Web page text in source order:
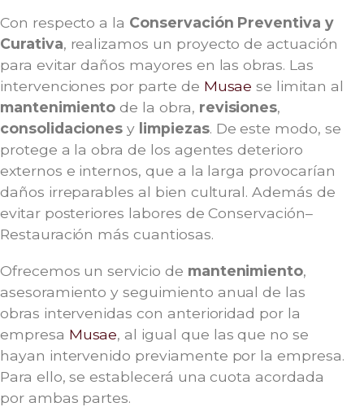
Con respecto a la Conservación Preventiva y
Curativa, realizamos un proyecto de actuación
para evitar daños mayores en las obras. Las
intervenciones por parte de Musae se limitan al
mantenimiento de la obra, revisiones,
consolidaciones y limpiezas. De este modo, se
protege a la obra de los agentes deterioro
externos e internos, que a la larga provocarían
daños irreparables al bien cultural. Además de
evitar posteriores labores de Conservación–
Restauración más cuantiosas.
Ofrecemos un servicio de mantenimiento,
asesoramiento y seguimiento anual de las
obras intervenidas con anterioridad por la
empresa Musae, al igual que las que no se
hayan intervenido previamente por la empresa.
Para ello, se establecerá una cuota acordada
por ambas partes.